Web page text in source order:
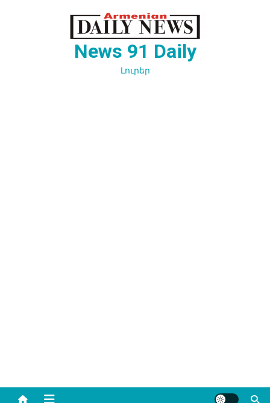
News 91 Daily
Լուրեր